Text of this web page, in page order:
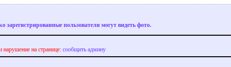
зарегистрированные пользователи могут видеть фото.
нарушение на странице: сообщить админу